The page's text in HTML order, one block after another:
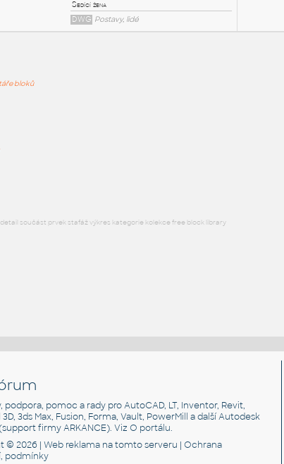
bloků
součást prvek stafáž výkres kategorie kolekce free block library
podpora, pomoc a rady pro AutoCAD, LT, Inventor, Revit,
3D, 3ds Max, Fusion, Forma, Vault, PowerMill a další Autodesk
firmy ARKANCE). VizO portálu.
© 2026 |Web reklama na tomto serveru |Ochrana
podmínky